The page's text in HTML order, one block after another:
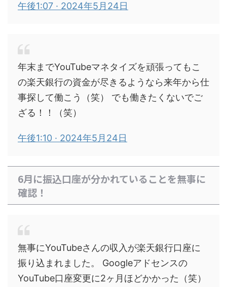
午後1:07 · 2024年5月24日
年末までYouTubeマネタイズを頑張ってもこ
の楽天銀行の資金が尽きるようなら来年から仕
事探して働こう（笑） でも働きたくないでご
ざる！！（笑）
午後1:10 · 2024年5月24日
6月に振込口座が分かれていることを無事に
確認！
無事にYouTubeさんの収入が楽天銀行口座に
振り込まれました。 Googleアドセンスの
YouTube口座変更に2ヶ月ほどかかった（笑）